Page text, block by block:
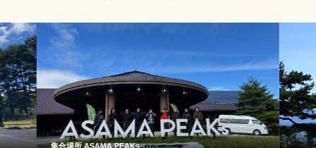
集合場所 ASAMA PEAKs